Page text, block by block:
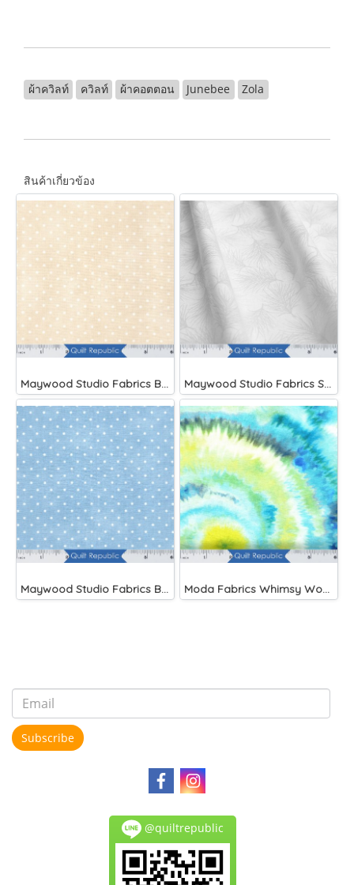
ผ้าควิลท์ ควิลท์ ผ้าคอตตอน Junebee Zola
สินค้าเกี่ยวข้อง
Maywood Studio Fabrics Beautiful Basics Cream Maywood Studio Fabrics Solitaire Whites
Maywood Studio Fabrics Beautiful Basics Blue Moda Fabrics Whimsy Wonderland Shakedown Street Spiral Breeze
Subscribe
@quiltrepublic